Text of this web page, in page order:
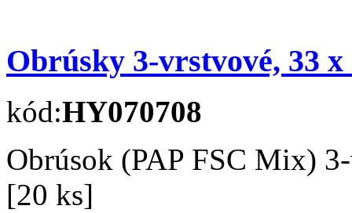
Obrúsky 3-vrstvové, 33
kód:HY070708
Obrúsok (PAP FSC Mix)
[20 ks]